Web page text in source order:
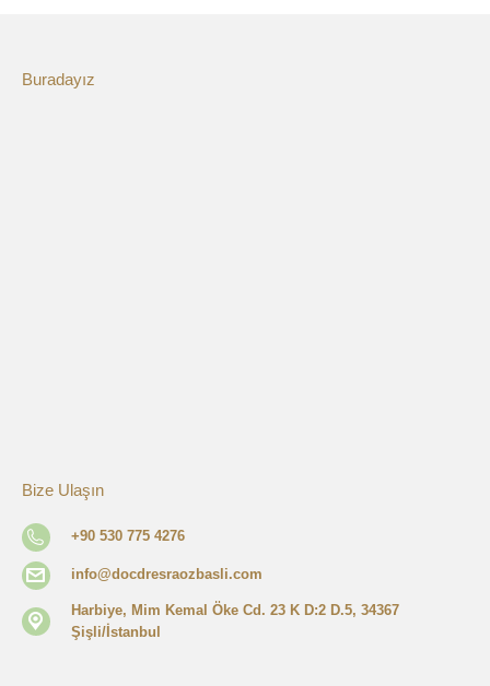
Buradayız
Bize Ulaşın
+90 530 775 4276
info@docdresraozbasli.com
Harbiye, Mim Kemal Öke Cd. 23 K D:2 D.5, 34367
Şişli/İstanbul